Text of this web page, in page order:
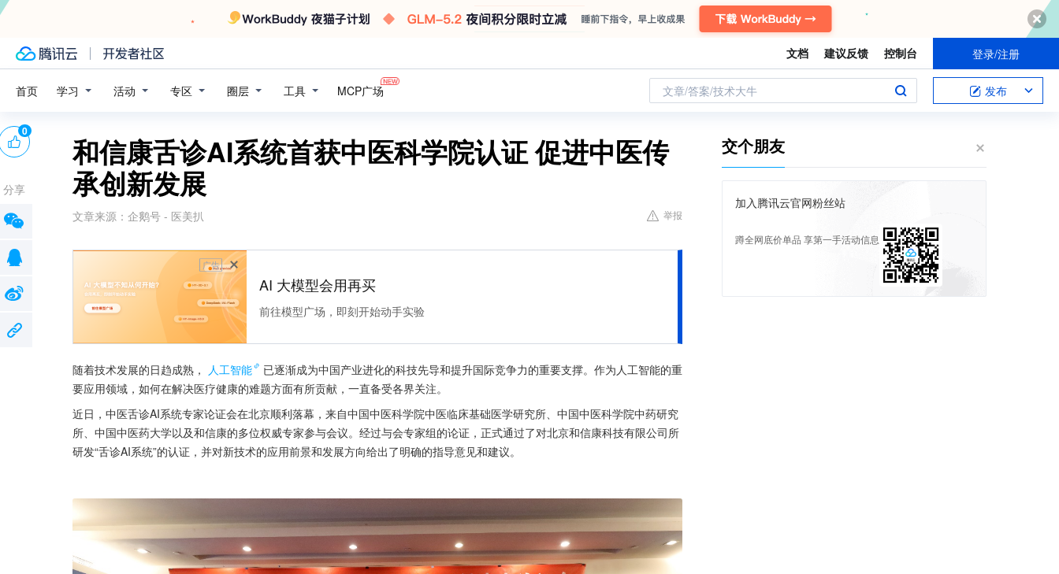
文档 建议反馈 控制台 登录/注册
首页 学习 活动 专区 圈层 工具 MCP广场 文章/答案/技术大牛 发布
和信康舌诊AI系统首获中医科学院认证 促进中医传
承创新发展
文章来源： 企鹅号 - 医美扒 举报
广告
AI 大模型会用再买
前往模型广场，即刻开始动手实验
随着技术发展的日趋成熟， 人工智能
已逐渐成为中国产业进化的科技先导和提升国际竞争力的重要支撑。作为人工智能的重
要应用领域，如何在解决医疗健康的难题方面有所贡献，一直备受各界关注。
近日，中医舌诊AI系统专家论证会在北京顺利落幕，来自中国中医科学院中医临床基础医学研究所、中国中医科学院中药研究
所、中国中医药大学以及和信康的多位权威专家参与会议。经过与会专家组的论证，正式通过了对北京和信康科技有限公司所
研发“舌诊AI系统”的认证，并对新技术的应用前景和发展方向给出了明确的指导意见和建议。
0
分享
交个朋友
加入腾讯云官网粉丝站
蹲全网底价单品 享第一手活动信息